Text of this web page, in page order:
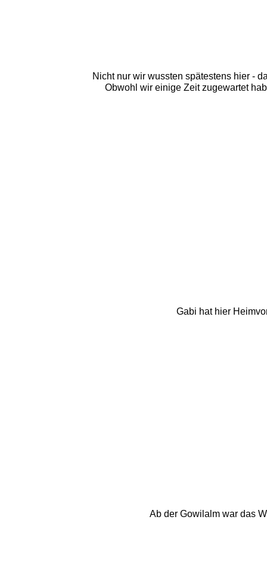
Nicht nur wir wussten spätestens hier -
Obwohl wir einige Zeit zugewartet
Gabi hat hier
Ab der Gowilalm war das